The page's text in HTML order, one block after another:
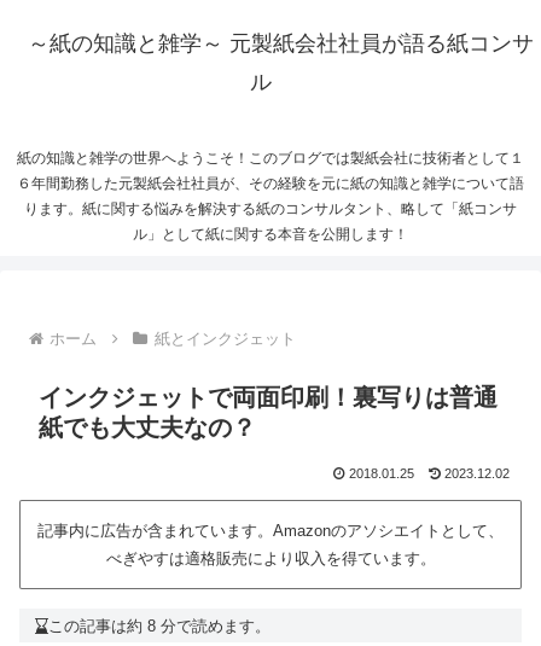
～紙の知識と雑学～ 元製紙会社社員が語る紙コンサ
ル
紙の知識と雑学の世界へようこそ！このブログでは製紙会社に技術者として１
６年間勤務した元製紙会社社員が、その経験を元に紙の知識と雑学について語
ります。紙に関する悩みを解決する紙のコンサルタント、略して「紙コンサ
ル」として紙に関する本音を公開します！
ホーム 紙とインクジェット
インクジェットで両面印刷！裏写りは普通
紙でも大丈夫なの？
2018.01.25 2023.12.02
記事内に広告が含まれています。Amazonのアソシエイトとして、
べぎやすは適格販売により収入を得ています。
この記事は約 8 分で読めます。